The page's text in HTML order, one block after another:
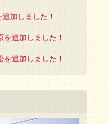
加しました！
追加しました！
追加しました！